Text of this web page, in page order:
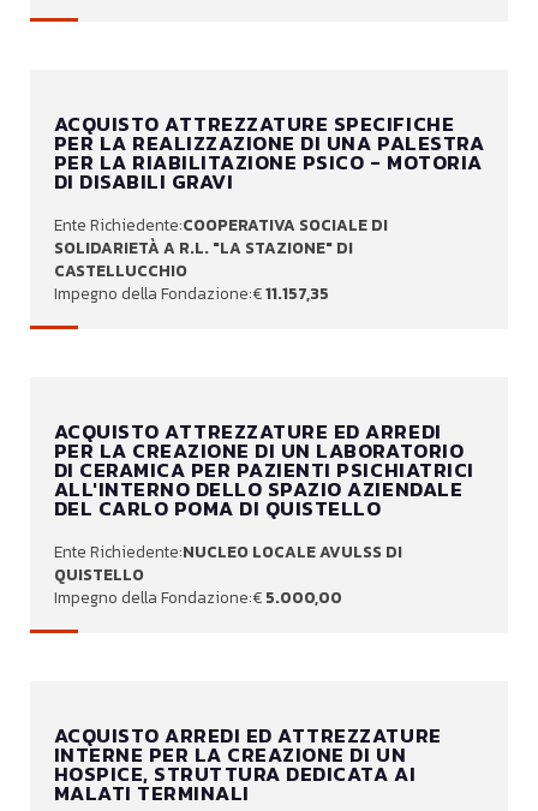
ACQUISTO ATTREZZATURE SPECIFICHE
PER LA REALIZZAZIONE DI UNA PALESTRA
PER LA RIABILITAZIONE PSICO - MOTORIA
DI DISABILI GRAVI
COOPERATIVA SOCIALE DI
SOLIDARIETÀ A R.L. "LA STAZIONE" DI
CASTELLUCCHIO
11.157,35
ACQUISTO ATTREZZATURE ED ARREDI
PER LA CREAZIONE DI UN LABORATORIO
DI CERAMICA PER PAZIENTI PSICHIATRICI
ALL'INTERNO DELLO SPAZIO AZIENDALE
DEL CARLO POMA DI QUISTELLO
NUCLEO LOCALE AVULSS DI
QUISTELLO
5.000,00
ACQUISTO ARREDI ED ATTREZZATURE
INTERNE PER LA CREAZIONE DI UN
HOSPICE, STRUTTURA DEDICATA AI
MALATI TERMINALI